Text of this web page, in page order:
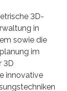
3D-
in
sowie die
im
3D
innovative